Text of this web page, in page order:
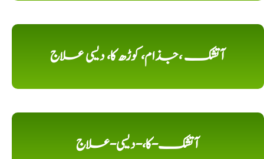
آتشک ،جذام، کوڑھ کا، دیسی علاج
آتشک-کا،-دیسی-علاج